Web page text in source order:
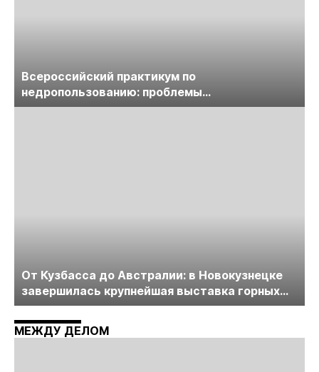
Всероссийский практикум по
недропользованию: проблемы
лицензирования, цифровизации, экспертизы
От Кузбасса до Австралии: в Новокузнецке
завершилась крупнейшая выставка горных
технологий «Недра России. Уголь России и
Майнинг»
МЕЖДУ ДЕЛОМ